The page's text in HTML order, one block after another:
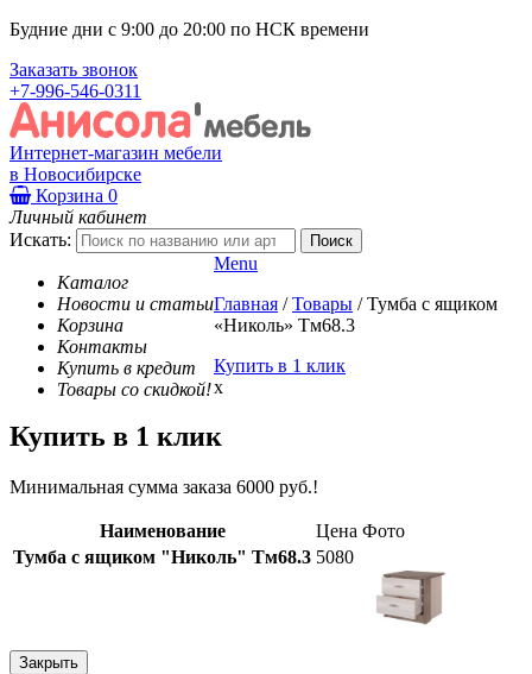
Будние дни с 9:00 до 20:00 по НСК времени
Заказать звонок
+7-996-546-0311
Интернет-магазин мебели
в Новосибирске
Корзина 0
Личный кабинет
Искать:
Каталог
Новости и статьи
Корзина
Контакты
Купить в кредит
Товары со скидкой!
Menu
Главная / Товары / Тумба с ящиком
«Николь» Тм68.3
Купить в 1 клик
x
Купить в 1 клик
Минимальная сумма заказа 6000 руб.!
Наименование Цена Фото
Тумба с ящиком "Николь" Тм68.3 5080
Закрыть